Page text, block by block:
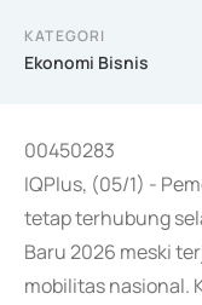
KATEGORI
Ekonomi Bisnis
00450283
IQPlus, (05/1) -
tetap terhubung
Baru 2026 meski
mobilitas nasional.